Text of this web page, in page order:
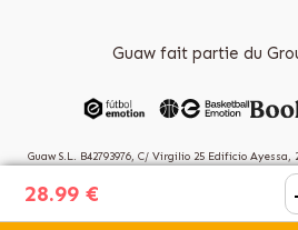
28.99 €
Guaw fait partie du
Guaw S.L. B42793976, C/ Virgilio 25 Edificio